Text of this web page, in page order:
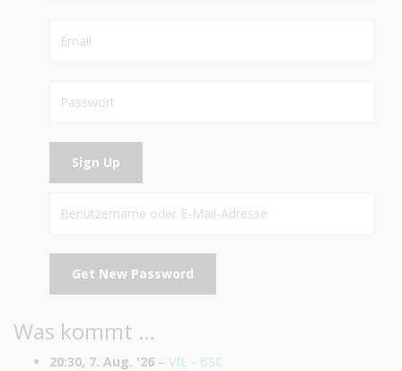
Was kommt …
20:30, 7. Aug. '26 – VfL - BSC